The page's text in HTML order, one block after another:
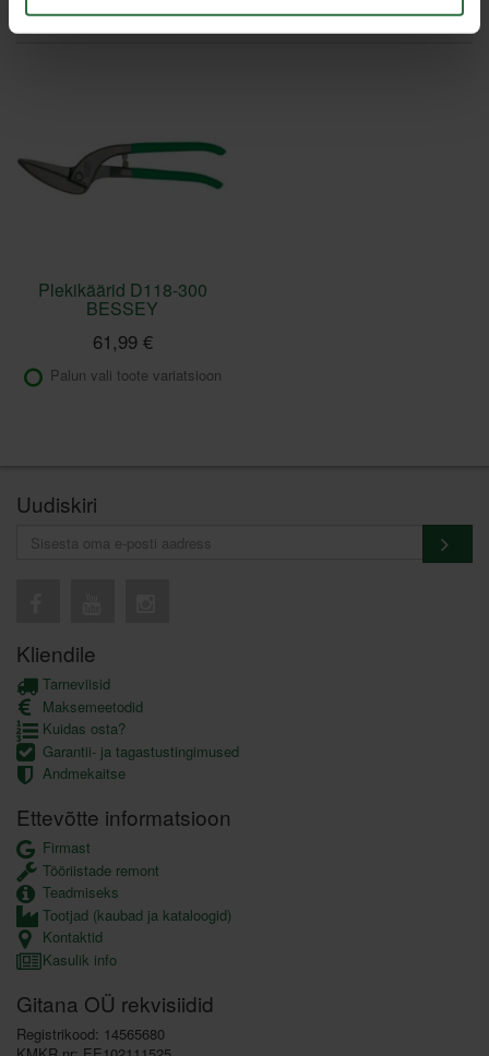
Viimati vaadatud
Plekikäärid D118-300
BESSEY
61,99 €
Palun vali toote variatsioon
Uudiskiri
Kliendile
Tarneviisid
Maksemeetodid
Kuidas osta?
Garantii- ja tagastustingimused
Andmekaitse
Ettevõtte informatsioon
Firmast
Tööriistade remont
Teadmiseks
Tootjad (kaubad ja kataloogid)
Kontaktid
Kasulik info
Gitana OÜ rekvisiidid
Registrikood: 14565680